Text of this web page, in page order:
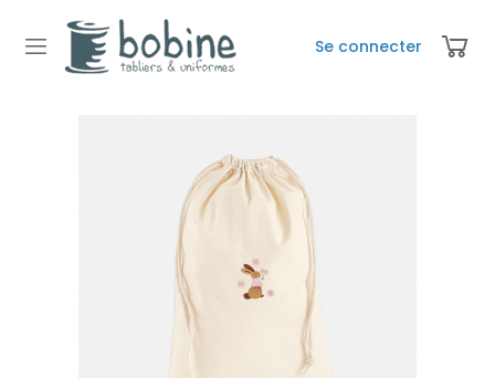
Se connecter